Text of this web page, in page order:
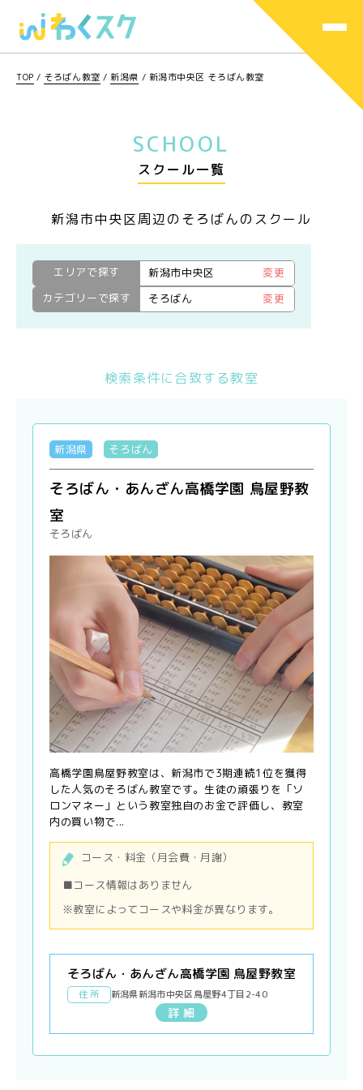
TOP / そろばん教室 /新潟県 / 新潟市中央区 そろばん教室
SCHOOL
スクール一覧
新潟市中央区周辺のそろばんのスクール
エリアで探す 新潟市中央区
変更
カテゴリーで探す
そろばん 変更
検索条件に合致する教室
新潟県 そろばん
そろばん・あんざん高橋学園 鳥屋野教
室
そろばん
高橋学園鳥屋野教室は、新潟市で3期連続1位を獲得
した人気のそろばん教室です。生徒の頑張りを「ソ
ロンマネー」という教室独自のお金で評価し、教室
内の買い物で...
コース・料金（月会費・月謝）
■コース情報はありません
※教室によってコースや料金が異なります。
そろばん・あんざん高橋学園 鳥屋野教室
住 所 新潟県新潟市中央区鳥屋野4丁目2-40
詳 細